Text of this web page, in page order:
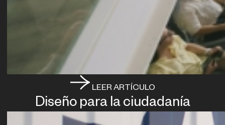
LEER ARTÍCULO
Diseño para la ciudadanía